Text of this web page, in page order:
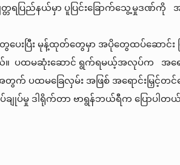
ပြည်နယ်မှာ ပူပြင်းခြောက်သွေ့မှုဒဏ်
ေးပြီး မုန့်ထုတ်တွေမှာ အပိုတွေထပ်ဆောင်း
ပထမဆုံးဆောင် ရွက်ရမယ့်အလုပ်က အရော
မခြေလှမ်း အဖြစ် အရောင်းမြှင့်တင်
ျုပ်မှု ဒါရိုက်တာ ဗာရွန်ဘယ်ရီက ပြောပါတ